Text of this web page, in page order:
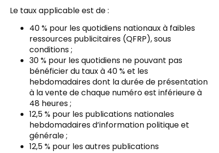
Le taux applicable est de :
40 % pour les quotidiens nationaux à faibles
ressources publicitaires (QFRP), sous
conditions ;
30 % pour les quotidiens ne pouvant pas
bénéficier du taux à 40 % et les
hebdomadaires dont la durée de présentation
à la vente de chaque numéro est inférieure à
48 heures ;
12,5 % pour les publications nationales
hebdomadaires d’information politique et
générale ;
12,5 % pour les autres publications